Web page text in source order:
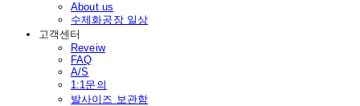
About us
수제화공장 일상
고객센터
Reveiw
FAQ
A/S
1:1문의
발사이즈 보관함